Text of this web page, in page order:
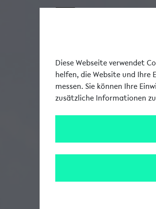
Diese Webseite verwendet
helfen, die Website und Ihre
messen. Sie können Ihre
zusätzliche Informationen